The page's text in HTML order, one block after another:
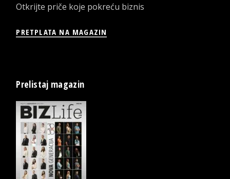
Otkrijte priče koje pokreću biznis
PRETPLATA NA MAGAZIN
Prelistaj magazin